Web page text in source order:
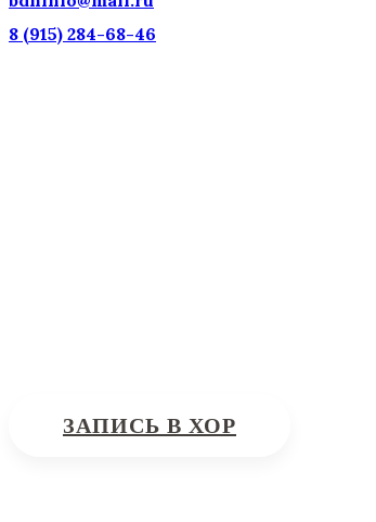
8 (915) 284-68-46
ЗАПИСЬ В ХОР